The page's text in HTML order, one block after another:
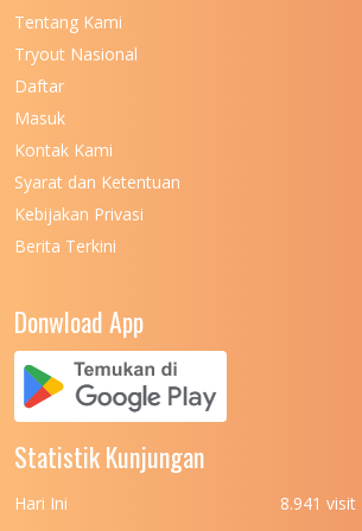
UNIVERSITAS NEGERI KHAIRUN
UNIVERSITAS NEGERI MANADO
UNIVERSITAS NEGERI MEDAN
UNIVERSITAS NEGERI PADANG
UNIVERSITAS NUSA CENDANA
UNIVERSITAS PADJADJARAN
UNIVERSITAS PATTIMURA
Tentang Kami
Tryout Nasional
Daftar
Masuk
Kontak Kami
Syarat dan Ketentuan
Kebijakan Privasi
Berita Terkini
Donwload App
Statistik Kunjungan
Hari Ini
8.941 visit